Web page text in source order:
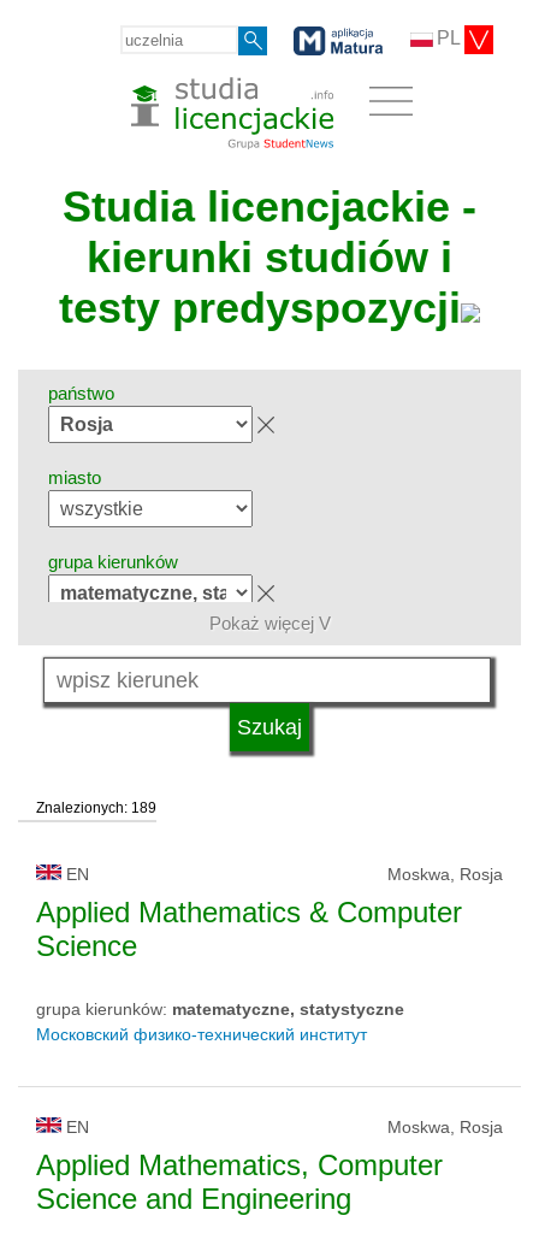
PL
Studia licencjackie -
kierunki studiów i
testy predyspozycji
państwo
miasto
grupa kierunków
język
status uczelni
Pokaż więcej V
Znalezionych: 189
EN Moskwa, Rosja
Applied Mathematics & Computer
Science
grupa kierunków: matematyczne, statystyczne
Московский физико-технический институт
EN Moskwa, Rosja
Applied Mathematics, Computer
Science and Engineering